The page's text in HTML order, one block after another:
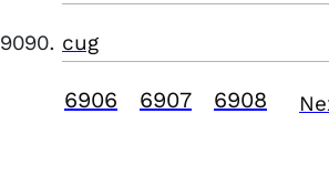
cug
6906 6907 6908